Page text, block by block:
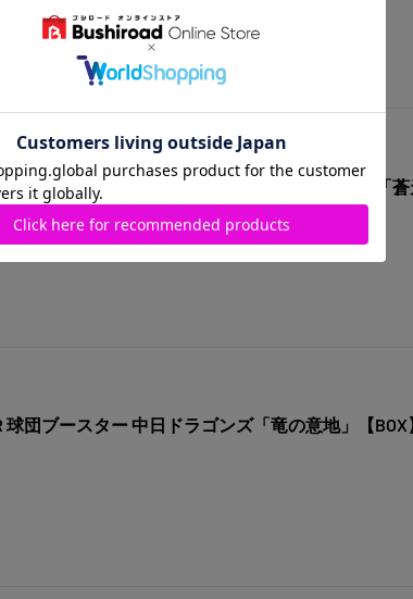
球団ブースター 東北楽天ゴールデンイーグルス「蒼
球団ブースター 中日ドラゴンズ「竜の意地」【BOX